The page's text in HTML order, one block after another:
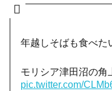
年越しそばも食べた
モリシア津田沼の角
pic.twitter.com/